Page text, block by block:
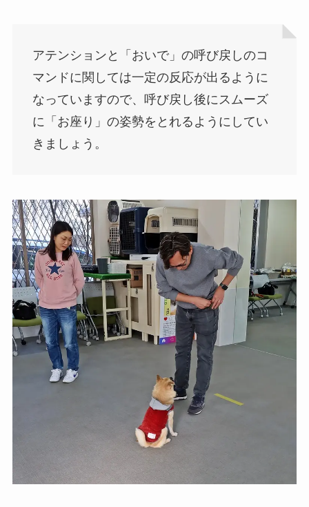
アテンションと「おいで」の呼び戻しのコ
マンドに関しては一定の反応が出るように
なっていますので、呼び戻し後にスムーズ
に「お座り」の姿勢をとれるようにしてい
きましょう。